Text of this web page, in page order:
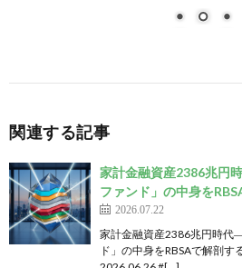
関連する記事
家計金融資産2386兆円
ファンド」の中身を
2026.07.22
家計金融資産2386兆円時
ド」の中身をRBSAで解剖す